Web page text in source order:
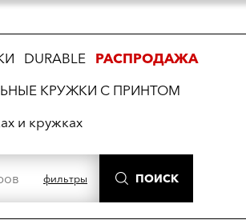
DURABLE
РАСПРОДАЖА
КРУЖКИ С ПРИНТОМ
и кружках
фильтры ПОИСК